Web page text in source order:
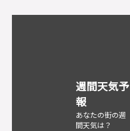
週間天気予
報
あなたの街の週
間天気は？